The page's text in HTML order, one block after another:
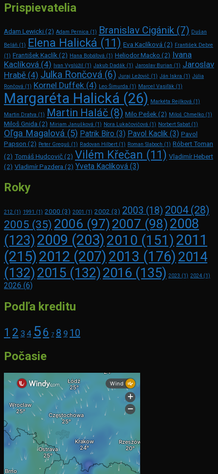
Prispievatelia
Adam Lewicki(2) Adam Pernica (1) Branislav Cigánik (7) Dušan
Beláň (1) Elena Halická (11) Eva Kaclíková (2) František Debre
(1) František Kaclík (2) Hana Bobáľová (1) Heliodor Macko (2) Ivana
Kaclíková (4) Ivan Vyslúžil (1) Jakub Dadák (1) Jaroslav Burian (1) Jaroslav
Hrabě (4) Julka Rončová (6) Juraj Ležovič (1) Ján Iskra (1) Júlia
Rončová (1) Kornel Duffek (4) Leo Šimurda (1) Marcel Vasiľák (1)
Margaréta Halická (26) Markéta Rejlková (1)
Martin Dratva (1) Martin Haláč (8) Milo Pešek (2) Miloš Chmelko (1)
Miloš Gnida (2) Miriam Janušková (1) Nora Lukačovičová (1) Norbert Sabat (1)
Oľga Magalová (5) Patrik Bíro (3) Pavol Kaclík (3) Pavol
Papson (2) Peter Greguš (1) Radovan Hilbert (1) Roman Slaboch (1) Róbert Toman
(2) Tomáš Hudcovič(2) Vilém Křečan (11) Vladimír Hebert
(2) Vladimír Pazdera (2) Yveta Kaclíková (3)
Roky
212 (1) 1991 (1) 2000 (3) 2001 (1) 2002 (3) 2003 (18) 2004 (28)
2005 (35) 2006 (97) 2007 (98) 2008
(123)2009 (203) 2010 (151) 2011
(215) 2012 (207) 2013 (176) 2014
(132)2015 (132)2016 (135) 2023 (1) 2024 (1)
2026 (6)
Podľa kreditu
1 2 3 4 56 7 8 9 10
Počasie